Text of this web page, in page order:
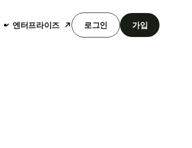
엔터프라이즈 로그인 가입